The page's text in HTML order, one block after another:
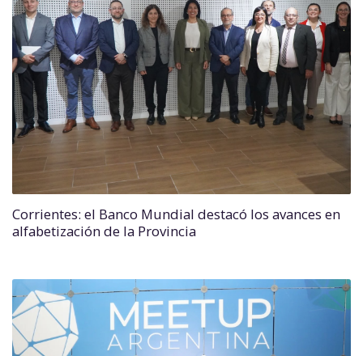
Corrientes: el Banco Mundial destacó los avances en
alfabetización de la Provincia